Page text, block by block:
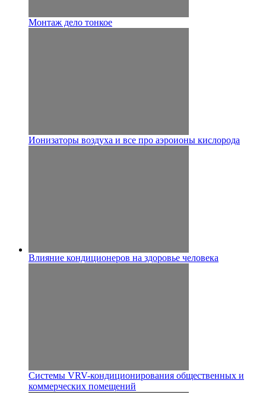
Монтаж дело тонкое
Ионизаторы воздуха и все про аэроионы кислорода
Влияние кондиционеров на здоровье человека
Системы VRV-кондиционирования общественных и
коммерческих помещений